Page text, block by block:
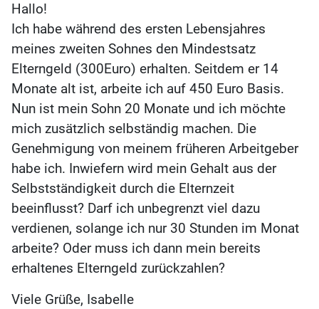
Hallo!
Ich habe während des ersten Lebensjahres
meines zweiten Sohnes den Mindestsatz
Elterngeld (300Euro) erhalten. Seitdem er 14
Monate alt ist, arbeite ich auf 450 Euro Basis.
Nun ist mein Sohn 20 Monate und ich möchte
mich zusätzlich selbständig machen. Die
Genehmigung von meinem früheren Arbeitgeber
habe ich. Inwiefern wird mein Gehalt aus der
Selbstständigkeit durch die Elternzeit
beeinflusst? Darf ich unbegrenzt viel dazu
verdienen, solange ich nur 30 Stunden im Monat
arbeite? Oder muss ich dann mein bereits
erhaltenes Elterngeld zurückzahlen?
Viele Grüße, Isabelle